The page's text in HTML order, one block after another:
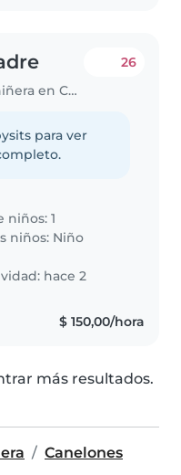
Trabajo para niñera en Canelones
26
para ver
niños: 1
niños: Niño
hace 2
$ 150,00/hora
más resultados.
Canelones